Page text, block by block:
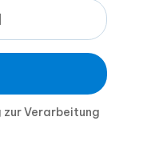
zur Verarbeitung